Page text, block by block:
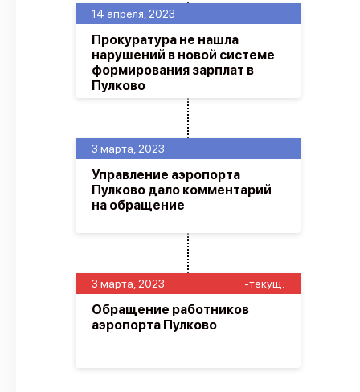
3 марта, 2023 -текущ.
Обращение работников
аэропорта Пулково
3 марта, 2023
Управление аэропорта
Пулково дало комментарий
на обращение
14 апреля, 2023
Прокуратура не нашла
нарушений в новой системе
формирования зарплат в
Пулково